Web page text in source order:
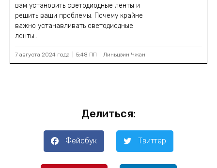
вам установить светодиодные ленты и
решить ваши проблемы. Почему крайне
важно устанавливать светодиодные
ленты...
7 августа 2024 года 5:48 ПП Линьцзин Чжан
Делиться:
Фейсбук Твиттер